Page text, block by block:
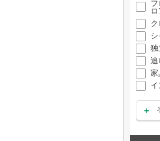
ロ
ク
独
追
家